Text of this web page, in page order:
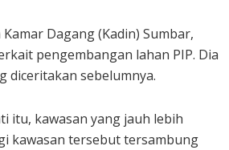
Dagang (Kadin) Sumbar,
pengembangan lahan PIP. Dia
diceritakan sebelumnya.
itu, kawasan yang jauh lebih
kawasan tersebut tersambung